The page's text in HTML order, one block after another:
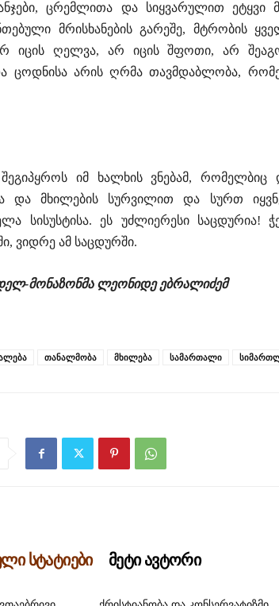
ცრემლითა და სიყვარულით ეტყვი
მრისხანების გარეშე, მტრობის
იცის ღელვა, არ იცის შფოთი, არ
ცოდნისა არის ღრმა თავმდაბლობა,
იმ ხალხის ვნებამ, რომელბიც
და მხილების სურვილით და სურთ
სისუსტისა. ეს უძლიერესი საცდურია!
ვიდრე ამ საცდურში.
მონაზონმა ლეონიდე ებრალიძემ
თანალმობა მხილება სამართალი
სტატიები მეტი ავტორი